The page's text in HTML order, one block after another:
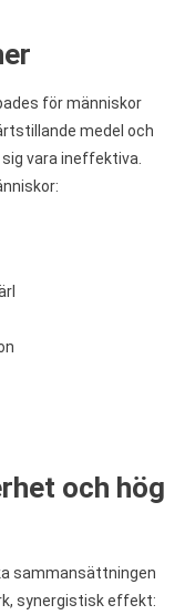
för människor
medel och
vara ineffektiva.
och hög
sammansättningen
synergistisk effekt: